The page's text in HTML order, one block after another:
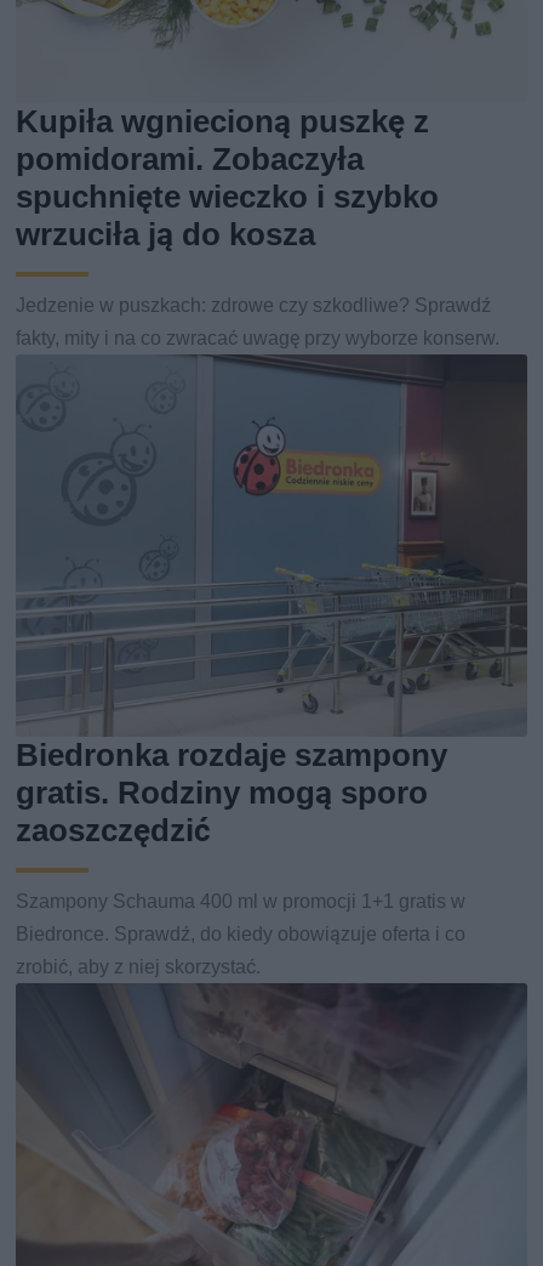
Kupiła wgniecioną puszkę z
pomidorami. Zobaczyła
spuchnięte wieczko i szybko
wrzuciła ją do kosza
Jedzenie w puszkach: zdrowe czy szkodliwe? Sprawdź
fakty, mity i na co zwracać uwagę przy wyborze konserw.
Biedronka rozdaje szampony
gratis. Rodziny mogą sporo
zaoszczędzić
Szampony Schauma 400 ml w promocji 1+1 gratis w
Biedronce. Sprawdź, do kiedy obowiązuje oferta i co
zrobić, aby z niej skorzystać.